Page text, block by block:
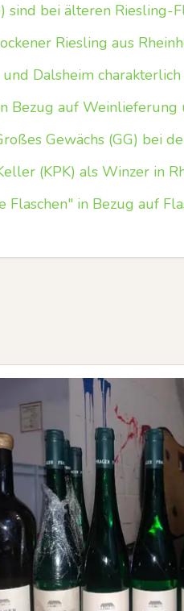
bei älteren Riesling-
Riesling aus
Dalsheim charakterlich
Bezug auf
Gewächs (GG) bei
(KPK) als Winzer in
in Bezug auf